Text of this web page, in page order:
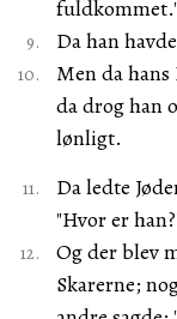
Da han
Men da
da drog han
lønligt.
Da ledte
"Hvor er
Og der blev
Skarerne;